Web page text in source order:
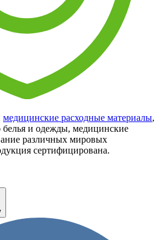
медицинские расходные материалы,
белья и одежды, медицинские
различных мировых
сертифицирована.